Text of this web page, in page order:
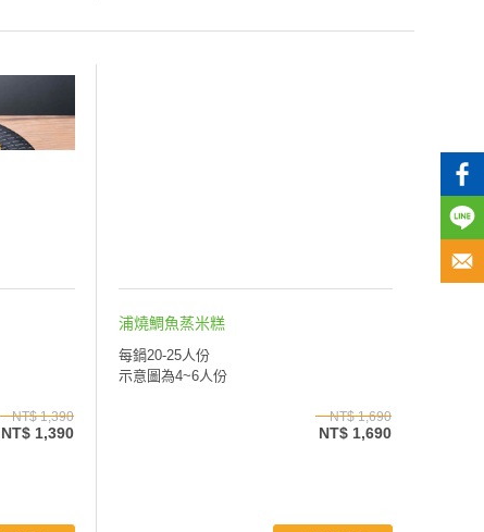
NT$ 1,390
NT$ 1,390
浦燒鯛魚蒸米糕
每鍋20-25人份
示意圖為4~6人份
NT$ 1,690
NT$ 1,690